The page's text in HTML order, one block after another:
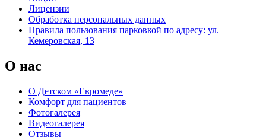
Лицензии
Обработка персональных данных
Правила пользования парковкой по адресу: ул.
Кемеровская, 13
О нас
О Детском «Евромеде»
Комфорт для пациентов
Фотогалерея
Видеогалерея
Отзывы